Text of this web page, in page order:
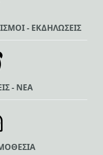
- ΕΚΔΗΛΩΣΕΙΣ
- ΝΕΑ